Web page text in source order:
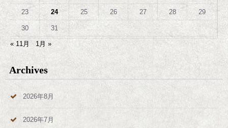
23 24 25 26 27 28 29
30 31
« 11月 1月 »
Archives
2026年8月
2026年7月